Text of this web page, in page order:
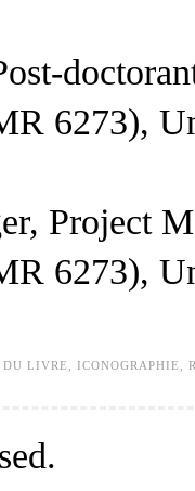
6273),
Project
6273),
DU LIVRE ICONOGRAPHIE